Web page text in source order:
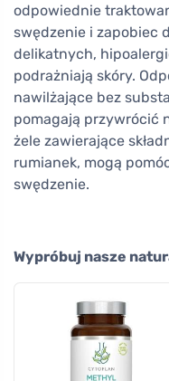
odpowiednie
swędzenie i zapobiec
delikatnych,
podrażniają skóry.
nawilżające bez
pomagają przywrócić
żele zawierające
rumianek, mogą
swędzenie.
Wypróbuj nasze